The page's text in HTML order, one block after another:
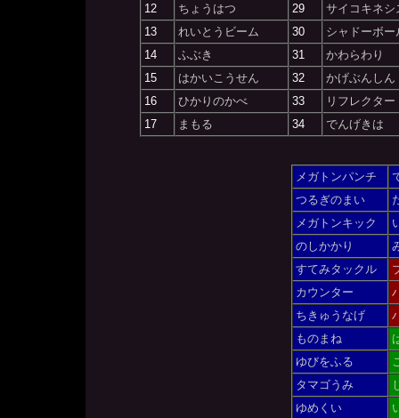
12
ちょうはつ 29
サイコキネシ
13
れいとうビーム 30
シャドーボー
14
ふぶき 31
かわらわり
15
はかいこうせん 32
かげぶんしん
16
ひかりのかべ 33
リフレクター
17
まもる 34 でんげきは
メガトンパンチ
つるぎのまい
メガトンキック
のしかかり
すてみタックル
カウンター
ちきゅうなげ
ものまね
ゆびをふる
タマゴうみ
ゆめくい